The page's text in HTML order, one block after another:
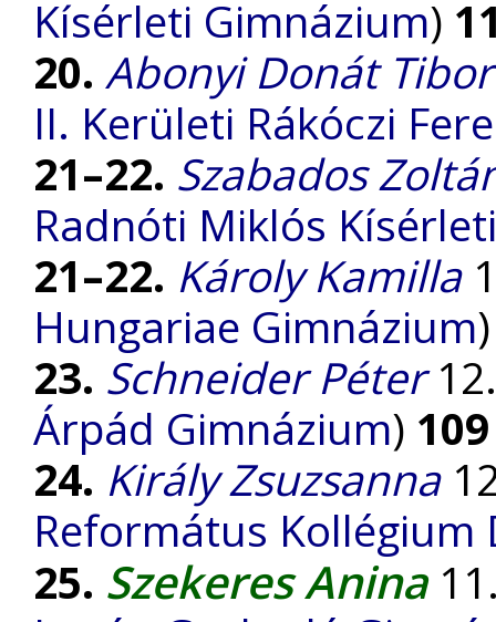
Kísérleti Gimnázium)
20. Abonyi Donát Tibor
II. Kerületi Rákóczi
21–22. Szabados
Radnóti Miklós
21–22. Károly Kamilla
Hungariae Gimnázium
23. Schneider Péter
Árpád Gimnázium)
24. Király Zsuzsanna
Református Kollégium
25. Szekeres Anina